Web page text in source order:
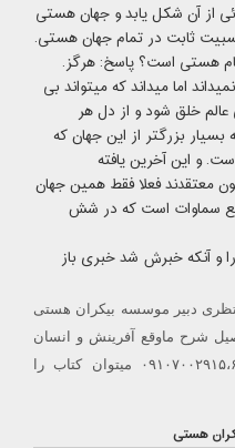
از آن شکل یابد و جهان هستی
ثابت در تمام جهان هستی.
هستی است؟ پاسخ: هرگز.
اما میداند که میتواند بی
عالم خلق شود و از دل هر
بسیار بزرگتر از این جهان که
و این آخرین یافته
معتقدند فعلا فقط همین جهان
سماوات است که در شش
و آنکه خبرش شد خبری باز
دبیر موسسه بیکران هستی
شرح ماوقع آفرینش و انسان
را بیان می‌دارد. با شماره تماس ۰۹۱۰۷۰۰۲۹۱۵،۶ میتوان کتاب را
هستی